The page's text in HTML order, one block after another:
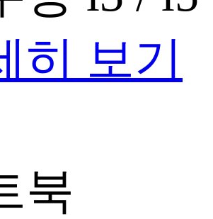
히 보기
북